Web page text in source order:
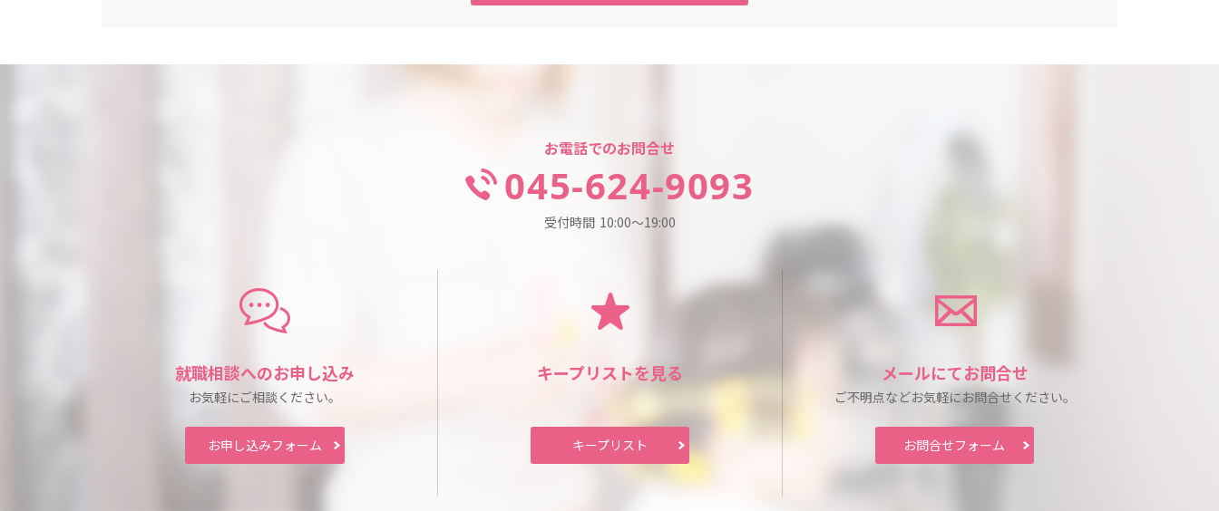
お電話でのお問合せ
045-624-9093
受付時間 10:00～19:00
就職相談へのお申し込み
お気軽にご相談ください。
お申し込みフォーム
キープリストを見る
キープリスト
メールにてお問合せ
ご不明点などお気軽にお問合せください。
お問合せフォーム